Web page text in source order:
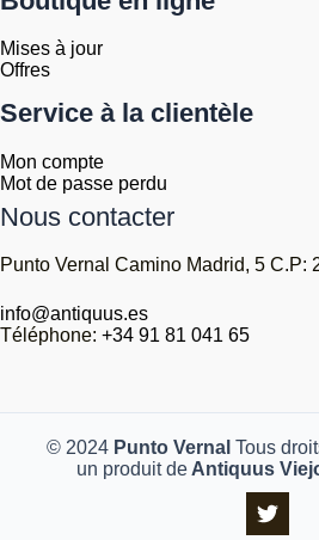
Mises à jour
Offres
Service à la clientèle
Mon compte
Mot de passe perdu
Nous contacter
Punto Vernal Camino Madrid, 5 C.P:
info@antiquus.es
Téléphone: +34 91 81 041 65
© 2024Punto Vernal Tous
un produit de Antiquus